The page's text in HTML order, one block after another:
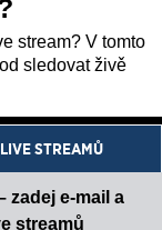
stream? V tomto
sledovat živě
STREAMŮ
zadej e-mail a
streamů